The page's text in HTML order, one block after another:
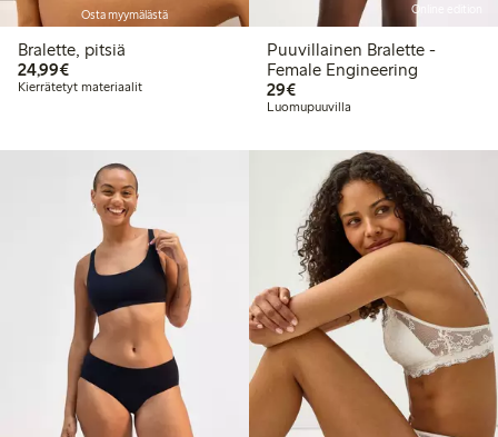
Osta myymälästä
Bralette, pitsiä
24,99€24,99 €
Kierrätetyt materiaalit
Online edition
Puuvillainen Bralette -
Female Engineering
29€29,00 €
Luomupuuvilla